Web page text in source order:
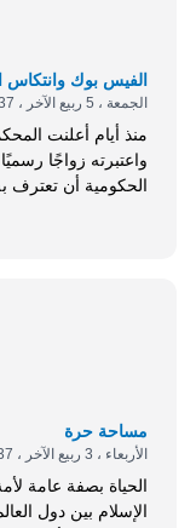
الفيس بوك وانتكاس
الجمعة ، 5 ربيع الآخر ، 1437 الموافق 15 يناير 2016
منذ أيام أعلنت
واعتبرته زواجًا
الحكومية أن تعترف
الأنثى، وبعدها
موقع التواصل
مساحة حرة
الأربعاء ، 3 ربيع الآخر ، 1437 الموافق 13 يناير 2016
الحياة بصفة عامة
الإسلام بين دول